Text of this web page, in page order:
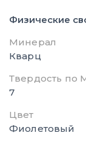
Физические
Минерал
Кварц
Твердость по
7
Цвет
Фиолетовый